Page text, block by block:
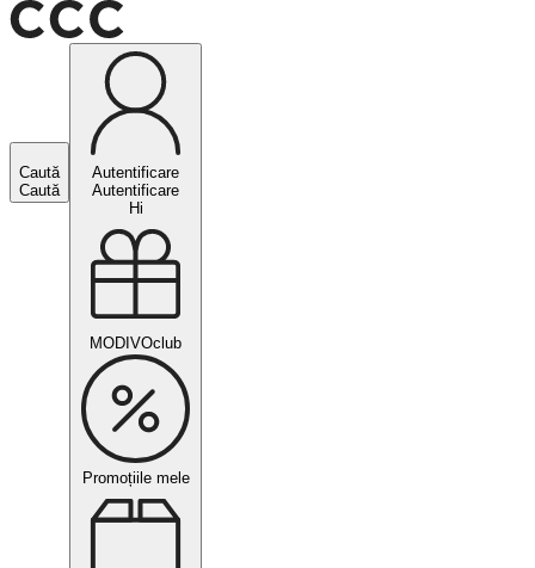
Caută
Caută
Autentificare
Autentificare
Hi
MODIVOclub
Promoțiile mele